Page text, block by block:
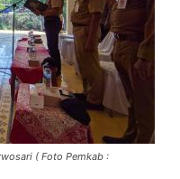
( Foto Pemkab :